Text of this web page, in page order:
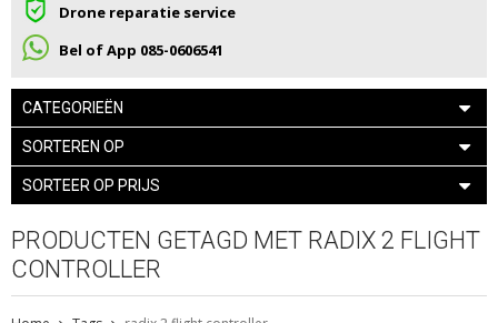
Drone reparatie service
Bel of App 085-0606541
CATEGORIEËN
SORTEREN OP
SORTEER OP PRIJS
PRODUCTEN GETAGD MET RADIX 2 FLIGHT
CONTROLLER